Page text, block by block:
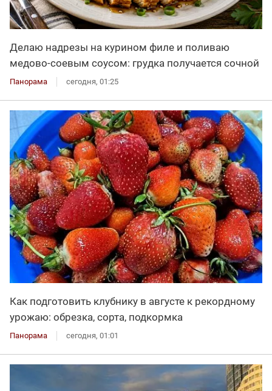
Делаю надрезы на курином филе и поливаю
медово-соевым соусом: грудка получается сочной
Панорама сегодня, 01:25
Как подготовить клубнику в августе к рекордному
урожаю: обрезка, сорта, подкормка
Панорама сегодня, 01:01